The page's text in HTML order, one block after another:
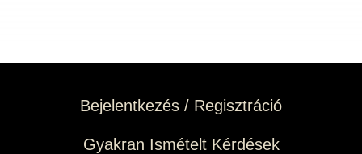
Bejelentkezés / Regisztráció
Gyakran Ismételt Kérdések